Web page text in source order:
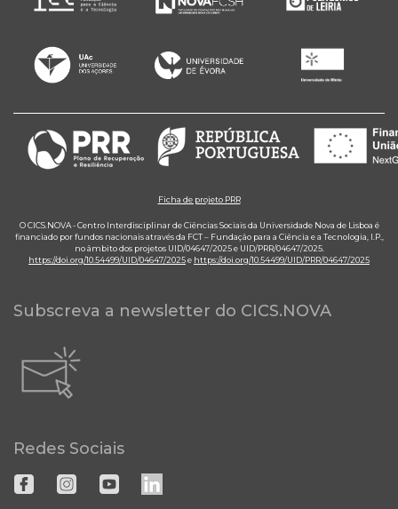
Ficha de projeto PRR
O CICS.NOVA - Centro Interdisciplinar de Ciências Sociais da Universidade Nova de Lisboa é
financiado por fundos nacionais através da FCT – Fundação para a Ciência e a Tecnologia, I.P.,
no âmbito dos projetos UID/04647/2025 e UID/PRR/04647/2025.
https://doi.org/10.54499/UID/04647/2025e https://doi.org/10.54499/UID/PRR/04647/2025
Subscreva a newsletter do CICS.NOVA
Redes Sociais